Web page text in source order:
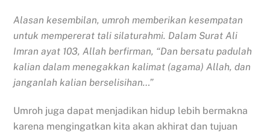
Alasan kesembilan, umroh memberikan kesempatan
untuk mempererat tali silaturahmi. Dalam Surat Ali
Imran ayat 103, Allah berfirman, “Dan bersatu padulah
kalian dalam menegakkan kalimat (agama) Allah, dan
janganlah kalian berselisihan…”
Umroh juga dapat menjadikan hidup lebih bermakna
karena mengingatkan kita akan akhirat dan tujuan